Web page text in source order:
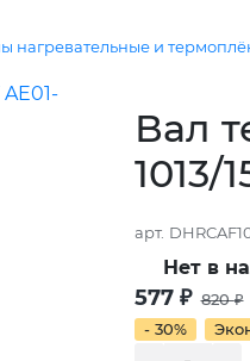
нагревательные и
Вал
1013/
арт.
Нет в
577 ₽ 820₽
- 30%